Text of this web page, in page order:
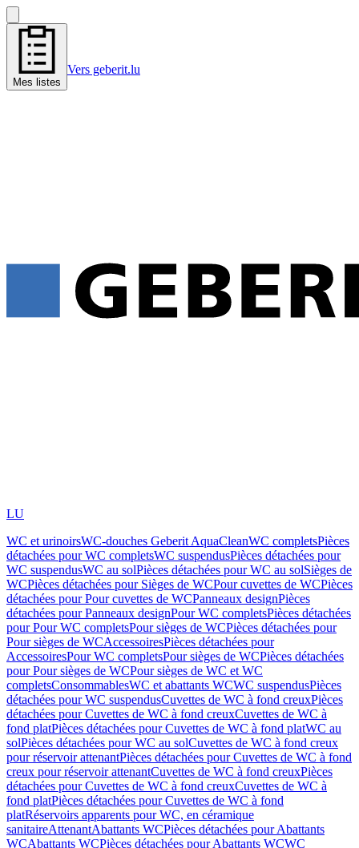
Mes listes
Vers geberit.lu
LU
WC et urinoirsWC-douches Geberit AquaCleanWC completsPièces
détachées pour WC completsWC suspendusPièces détachées pour
WC suspendusWC au solPièces détachées pour WC au solSièges de
WCPièces détachées pour Sièges de WCPour cuvettes de WCPièces
détachées pour Pour cuvettes de WCPanneaux designPièces
détachées pour Panneaux designPour WC completsPièces détachées
pour Pour WC completsPour sièges de WCPièces détachées pour
Pour sièges de WCAccessoiresPièces détachées pour
AccessoiresPour WC completsPour sièges de WCPièces détachées
pour Pour sièges de WCPour sièges de WC et WC
completsConsommablesWC et abattants WCWC suspendusPièces
détachées pour WC suspendusCuvettes de WC à fond creuxPièces
détachées pour Cuvettes de WC à fond creuxCuvettes de WC à
fond platPièces détachées pour Cuvettes de WC à fond platWC au
solPièces détachées pour WC au solCuvettes de WC à fond creux
pour réservoir attenantPièces détachées pour Cuvettes de WC à fond
creux pour réservoir attenantCuvettes de WC à fond creuxPièces
détachées pour Cuvettes de WC à fond creuxCuvettes de WC à
fond platPièces détachées pour Cuvettes de WC à fond
platRéservoirs apparents pour WC, en céramique
sanitaireAttenantAbattants WCPièces détachées pour Abattants
WCAbattants WCPièces détachées pour Abattants WCWC